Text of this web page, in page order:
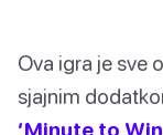
Ova igra je sve
sjajnim
‘Minute to Win